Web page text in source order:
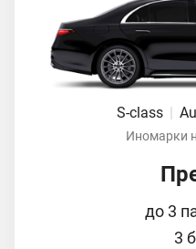
S-class |
Иномарки
до 3
3